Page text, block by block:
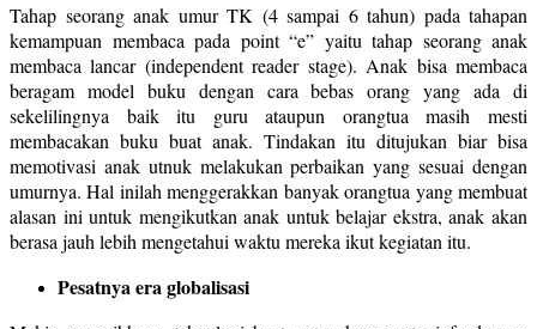
Tahap seorang anak umur TK (4 sampai 6 tahun) pada tahapan
kemampuan membaca pada point “e” yaitu tahap seorang anak
membaca lancar (independent reader stage). Anak bisa membaca
beragam model buku dengan cara bebas orang yang ada di
sekelilingnya baik itu guru ataupun orangtua masih mesti
membacakan buku buat anak. Tindakan itu ditujukan biar bisa
memotivasi anak utnuk melakukan perbaikan yang sesuai dengan
umurnya. Hal inilah menggerakkan banyak orangtua yang membuat
alasan ini untuk mengikutkan anak untuk belajar ekstra, anak akan
berasa jauh lebih mengetahui waktu mereka ikut kegiatan itu.
Pesatnya era globalisasi